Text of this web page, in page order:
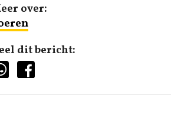
over:
dit bericht: